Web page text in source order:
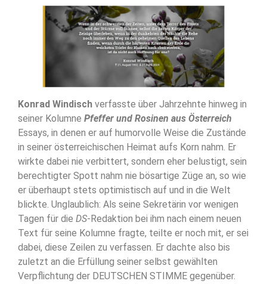
Konrad Windisch verfasste über Jahrzehnte hinweg in
seiner Kolumne Pfeffer und Rosinen aus Österreich
Essays, in denen er auf humorvolle Weise die Zustände
in seiner österreichischen Heimat aufs Korn nahm. Er
wirkte dabei nie verbittert, sondern eher belustigt, sein
berechtigter Spott nahm nie bösartige Züge an, so wie
er überhaupt stets optimistisch auf und in die Welt
blickte. Unglaublich: Als seine Sekretärin vor wenigen
Tagen für die DS-Redaktion bei ihm nach einem neuen
Text für seine Kolumne fragte, teilte er noch mit, er sei
dabei, diese Zeilen zu verfassen. Er dachte also bis
zuletzt an die Erfüllung seiner selbst gewählten
Verpflichtung der DEUTSCHEN STIMME gegenüber.